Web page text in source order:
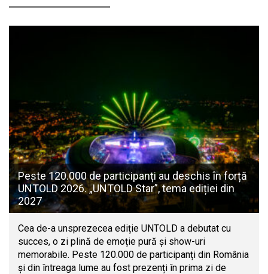
Peste 120.000 de participanți au deschis în forță
UNTOLD 2026. „UNTOLD Star”, tema ediției din
2027
Cea de-a unsprezecea ediție UNTOLD a debutat cu
succes, o zi plină de emoție pură și show-uri
memorabile. Peste 120.000 de participanți din România
și din întreaga lume au fost prezenți în prima zi de